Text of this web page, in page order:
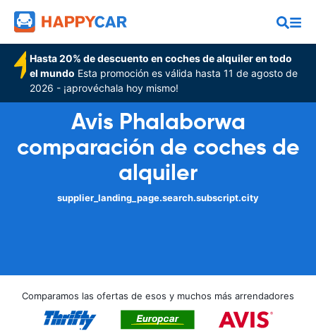
Hasta 20% de descuento en coches de alquiler en todo
el mundo Esta promoción es válida hasta 11 de agosto de
2026 - ¡aprovéchala hoy mismo!
Avis Phalaborwa
comparación de coches de
alquiler
supplier_landing_page.search.subscript.city
Comparamos las ofertas de esos y muchos más arrendadores